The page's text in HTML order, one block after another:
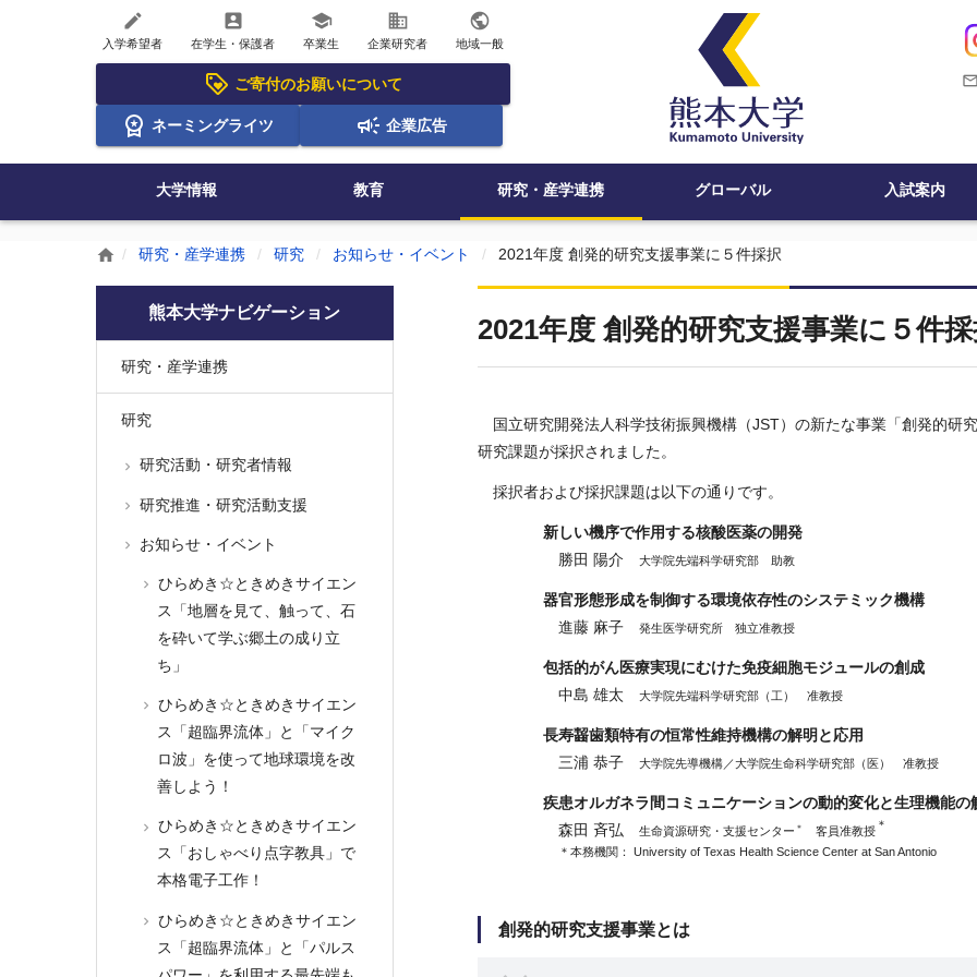
create
入学希望者
account_box
在学生・保護者
school
卒業生
business
企業研究者
public
地域一般
ご寄付のお願いについて
ネーミングライツ 企業広告
大学情報 教育 研究・産学連携 グローバル 入試案内
home 研究・産学連携 研究 お知らせ・イベント 2021年度 創発的研究支援事業に５件採択
2021年度 創発的研究支援事業に５件
国立研究開発法人科学技術振興機構（JST）の新たな事業「創発的研
研究課題が採択されました。
採択者および採択課題は以下の通りです。
新しい機序で作用する核酸医薬の開発
勝田 陽介大学院先端科学研究部 助教
器官形態形成を制御する環境依存性のシステミック機構
進藤 麻子発生医学研究所 独立准教授
包括的がん医療実現にむけた免疫細胞モジュールの創成
中島 雄太大学院先端科学研究部（工） 准教授
長寿齧歯類特有の恒常性維持機構の解明と応用
三浦 恭子大学院先導機構／大学院生命科学研究部（医） 准教授
疾患オルガネラ間コミュニケーションの動的変化と生理機能の
森田 斉弘生命資源研究・支援センター ＊ 客員准教授 ＊
＊本務機関：University of Texas Health Science Center at San Antonio
創発的研究支援事業とは
熊本大学ナビゲーション
研究・産学連携
研究
研究活動・研究者情報
研究推進・研究活動支援
お知らせ・イベント
ひらめき☆ときめきサイエン
ス「地層を見て、触って、石
を砕いて学ぶ郷土の成り立
ち」
ひらめき☆ときめきサイエン
ス「超臨界流体」と「マイク
ロ波」を使って地球環境を改
善しよう！
ひらめき☆ときめきサイエン
ス「おしゃべり点字教具」で
本格電子工作！
ひらめき☆ときめきサイエン
ス「超臨界流体」と「パルス